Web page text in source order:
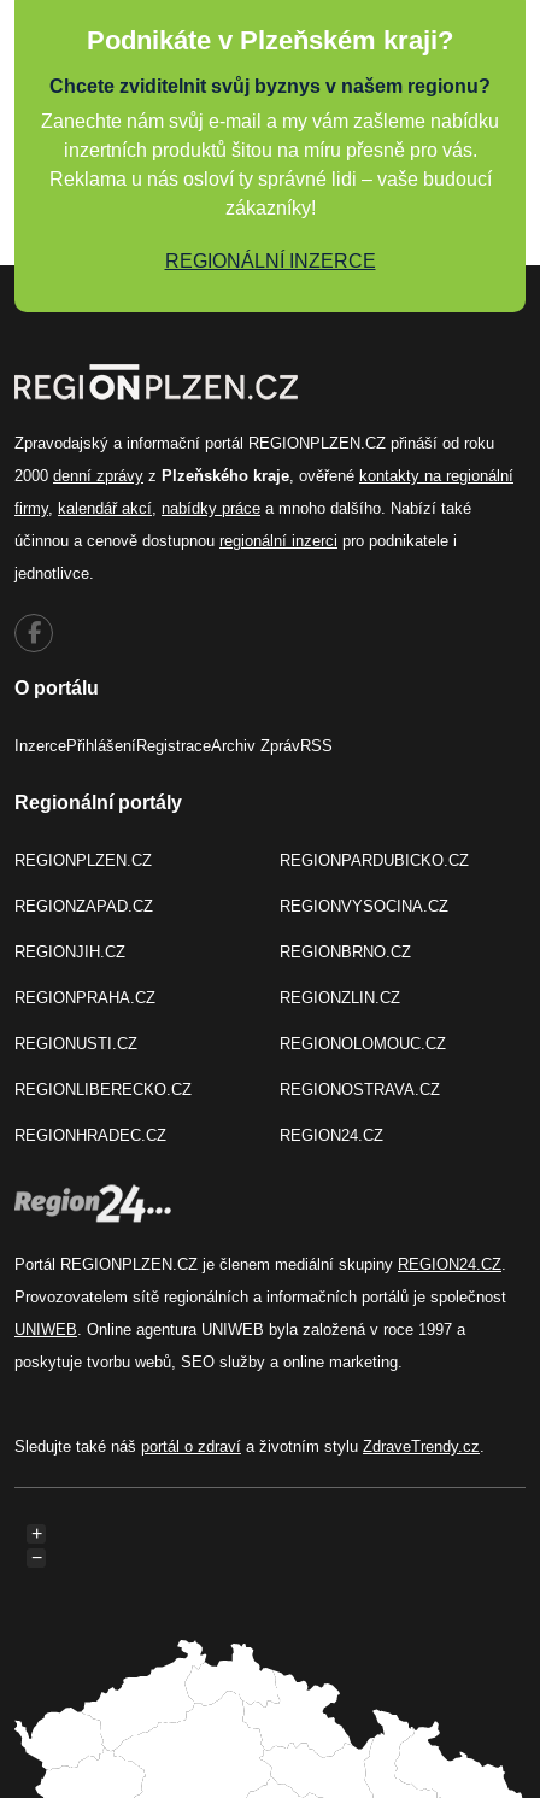
Podnikáte v Plzeňském kraji?
Chcete zviditelnit svůj byznys v našem regionu?
Zanechte nám svůj e-mail a my vám zašleme nabídku
inzertních produktů šitou na míru přesně pro vás.
Reklama u nás osloví ty správné lidi – vaše budoucí
zákazníky!
REGIONÁLNÍ INZERCE
Zpravodajský a informační portál REGIONPLZEN.CZ přináší od roku
2000 denní zprávy z Plzeňského kraje, ověřené kontakty na regionální
firmy, kalendář akcí, nabídky práce a mnoho dalšího. Nabízí také
účinnou a cenově dostupnou regionální inzerci pro podnikatele i
jednotlivce.
O portálu
InzercePřihlášeníRegistraceArchiv ZprávRSS
Regionální portály
REGIONPLZEN.CZ
REGIONZAPAD.CZ
REGIONJIH.CZ
REGIONPRAHA.CZ
REGIONUSTI.CZ
REGIONLIBERECKO.CZ
REGIONHRADEC.CZ
REGIONPARDUBICKO.CZ
REGIONVYSOCINA.CZ
REGIONBRNO.CZ
REGIONZLIN.CZ
REGIONOLOMOUC.CZ
REGIONOSTRAVA.CZ
REGION24.CZ
Portál REGIONPLZEN.CZ je členem mediální skupiny REGION24.CZ.
Provozovatelem sítě regionálních a informačních portálů je společnost
UNIWEB. Online agentura UNIWEB byla založená v roce 1997 a
poskytuje tvorbu webů, SEO služby a online marketing.
Sledujte také náš portál o zdraví a životním stylu ZdraveTrendy.cz.
+
−